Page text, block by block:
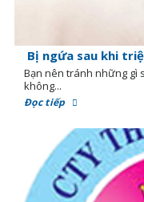
Bị ngứa sau khi
Bạn nên tránh những gì
không...
Đọc tiếp